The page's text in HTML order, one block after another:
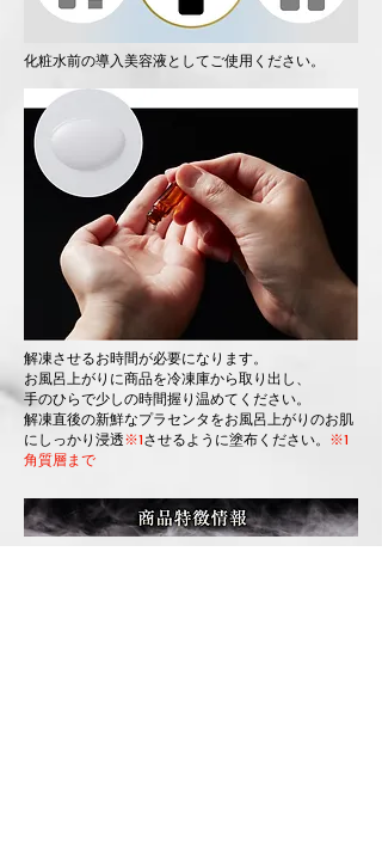
化粧水前の導入美容液としてご使用ください。
解凍させるお時間が必要になります。
お風呂上がりに商品を冷凍庫から取り出し、
手のひらで少しの時間握り温めてください。
解凍直後の新鮮なプラセンタをお風呂上がりのお肌
にしっかり浸透※1させるように塗布ください。 ※1
角質層まで